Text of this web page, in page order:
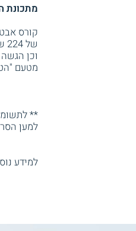
מתכונת
וכן
מטעם
**
למען
למידע